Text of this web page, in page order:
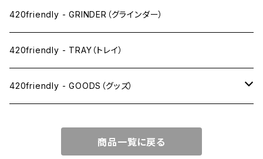
SW(シングルワイド）サイズ
1 1/4サイズ
キングサイズスリム
キングサイズワイド
420friendly - GRINDER（グラインダー）
420friendly - TRAY（トレイ）
420friendly - GOODS（グッズ）
JOINT（ジョイント系）
商品一覧に戻る